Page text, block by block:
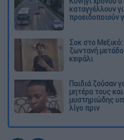
καταγγέλλουν
προειδοποιούν
Σοκ στο
ζωντανή
κεφάλι
Παιδιά ζούσαν
μητέρα τους
μυστηριώδης
λίγο πριν